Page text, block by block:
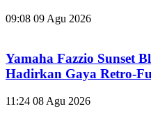
09:08 09 Agu 2026
Yamaha Fazzio Sunset
Hadirkan Gaya Retro-
11:24 08 Agu 2026